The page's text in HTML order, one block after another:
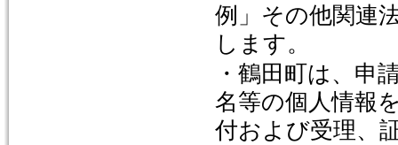
例」その他関連
します。
・鶴田町は、申
名等の個人情報
付および受理、